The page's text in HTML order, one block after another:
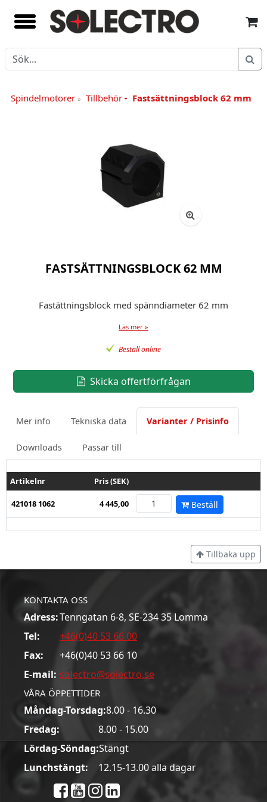
Spindelmotorer» Tillbehör Fastsättningsblock 62 mm
FASTSÄTTNINGSBLOCK 62 MM
Fastättningsblock med spänndiameter 62 mm
Läs mer »
Beställ online
Skicka offertförfrågan
Mer info Tekniska data Varianter / Prisinfo
Downloads Passar till
Artikelnr Pris (SEK)
421018 1062 4 445,00 Beställ
Tillbaka upp
KONTAKTA OSS
Adress:Tenngatan 6-8, SE-234 35 Lomma
Tel:
+46(0)40 53 66 00
Fax:
+46(0)40 53 66 10
E-mail: solectro@solectro.se
VÅRA ÖPPETTIDER
Måndag-Torsdag:8.00 - 16.30
Fredag:
8.00 - 15.00
Lördag-Söndag:Stängt
Lunchstängt:
12.15-13.00 alla dagar